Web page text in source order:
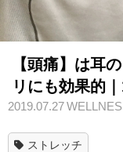
【頭痛】は耳
リにも効果的
2019.07.27
ストレッチ